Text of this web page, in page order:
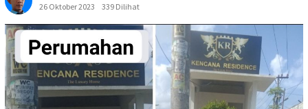
26 Oktober 2023
339 Dilihat